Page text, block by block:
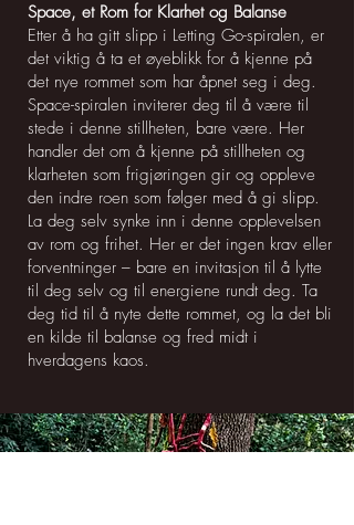
Space, et Rom for Klarhet og Balanse
Etter å ha gitt slipp i Letting Go-spiralen, er
det viktig å ta et øyeblikk for å kjenne på
det nye rommet som har åpnet seg i deg.
Space-spiralen inviterer deg til å være til
stede i denne stillheten, bare være. Her
handler det om å kjenne på stillheten og
klarheten som frigjøringen gir og oppleve
den indre roen som følger med å gi slipp.
La deg selv synke inn i denne opplevelsen
av rom og frihet. Her er det ingen krav eller
forventninger – bare en invitasjon til å lytte
til deg selv og til energiene rundt deg. Ta
deg tid til å nyte dette rommet, og la det bli
en kilde til balanse og fred midt i
hverdagens kaos.